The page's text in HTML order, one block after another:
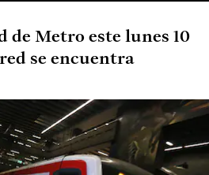
de Metro este lunes 10
se encuentra